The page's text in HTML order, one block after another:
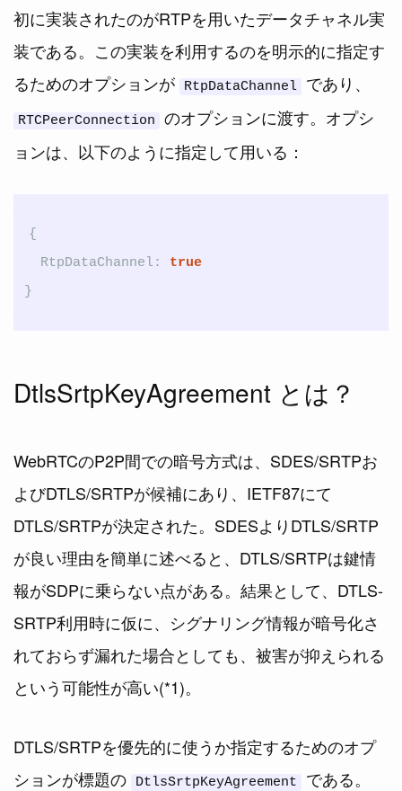
初に実装されたのがRTPを用いたデータチャネル実
装である。この実装を利用するのを明示的に指定す
るためのオプションが
RtpDataChannel であり、
RTCPeerConnection
のオプションに渡す。オプシ
ョンは、以下のように指定して用いる：
{
RtpDataChannel :
true
}
DtlsSrtpKeyAgreement とは？
WebRTCのP2P間での暗号方式は、SDES/SRTPお
よびDTLS/SRTPが候補にあり、IETF87にて
DTLS/SRTPが決定された。SDESよりDTLS/SRTP
が良い理由を簡単に述べると、DTLS/SRTPは鍵情
報がSDPに乗らない点がある。結果として、DTLS-
SRTP利用時に仮に、シグナリング情報が暗号化さ
れておらず漏れた場合としても、被害が抑えられる
という可能性が高い(*1)。
DTLS/SRTPを優先的に使うか指定するためのオプ
ションが標題の
DtlsSrtpKeyAgreement である。